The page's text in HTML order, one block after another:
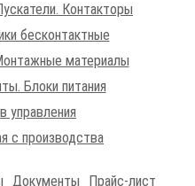
Контакторы
бесконтактные
материалы
Блоки питания
управления
с производства
Документы Прайс-лист